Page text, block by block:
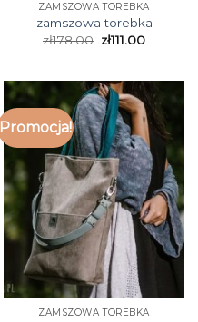
ZAMSZOWA TOREBKA
zamszowa torebka
zł178.00 zł111.00
Promocja!
ZAMSZOWA TOREBKA